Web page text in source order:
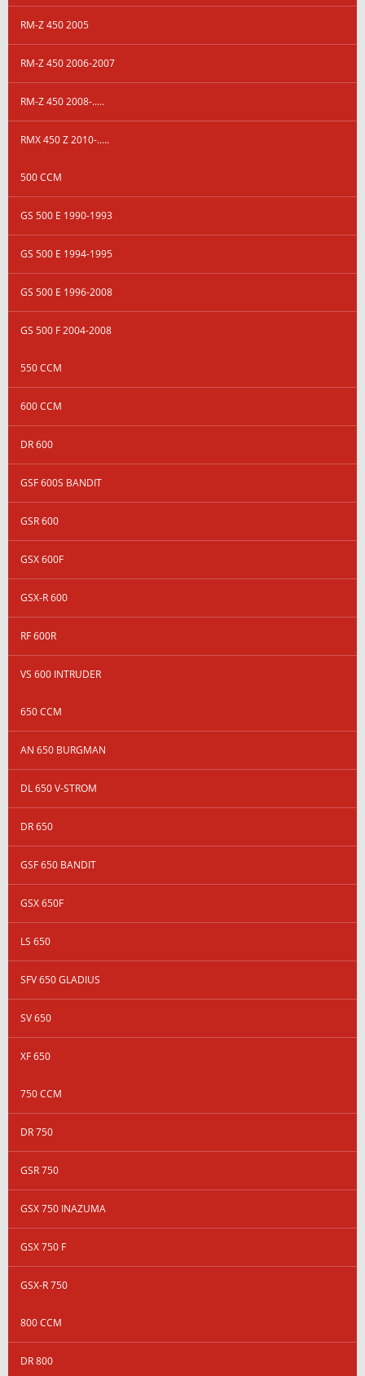
RM-Z 450 2005
RM-Z 450 2006-2007
RM-Z 450 2008-.....
RMX 450 Z 2010-.....
500 CCM
GS 500 E 1990-1993
GS 500 E 1994-1995
GS 500 E 1996-2008
GS 500 F 2004-2008
550 CCM
600 CCM
DR 600
GSF 600S BANDIT
GSR 600
GSX 600F
GSX-R 600
RF 600R
VS 600 INTRUDER
650 CCM
AN 650 BURGMAN
DL 650 V-STROM
DR 650
GSF 650 BANDIT
GSX 650F
LS 650
SFV 650 GLADIUS
SV 650
XF 650
750 CCM
DR 750
GSR 750
GSX 750 INAZUMA
GSX 750 F
GSX-R 750
800 CCM
DR 800